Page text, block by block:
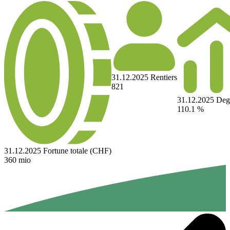
31.12.2025 Fortune totale (CHF)
360 mio
31.12.2025 Rentiers
821
31.12.2025
110.1 %